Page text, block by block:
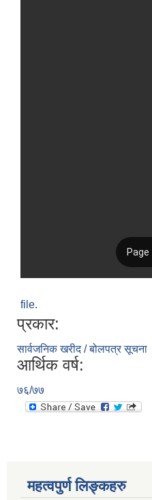
file.
प्रकार:
सार्वजनिक खरीद / बोलपत्र सूचना
आर्थिक वर्ष:
७६/७७
महत्वपुर्ण लिङ्कहरु